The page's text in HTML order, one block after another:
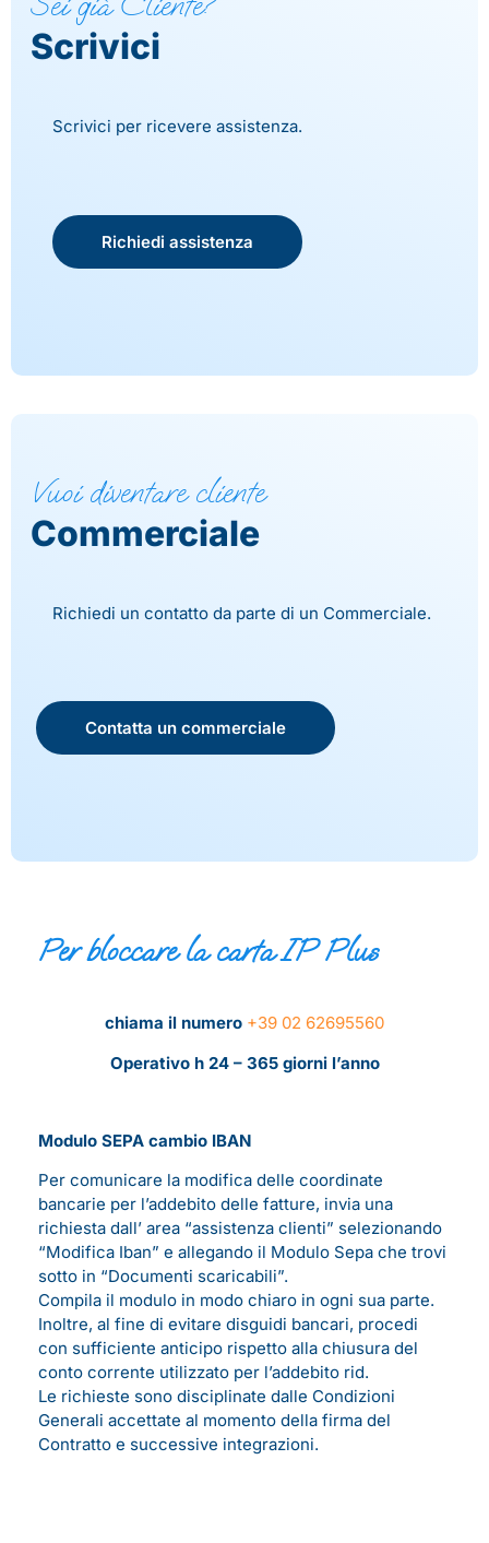
Scrivici
Scrivici per ricevere assistenza.
Richiedi assistenza
Vuoi diventare cliente
Commerciale
Richiedi un contatto da parte di un Commerciale.
Contatta un commerciale
Per bloccare la carta IP Plus
chiama il numero +39 02 62695560
Operativo h 24 – 365 giorni l’anno
Modulo SEPA cambio IBAN
Per comunicare la modifica delle coordinate
bancarie per l’addebito delle fatture, invia una
richiesta dall’ area “assistenza clienti” selezionando
“Modifica Iban” e allegando il Modulo Sepa che trovi
sotto in “Documenti scaricabili”.
Compila il modulo in modo chiaro in ogni sua parte.
Inoltre, al fine di evitare disguidi bancari, procedi
con sufficiente anticipo rispetto alla chiusura del
conto corrente utilizzato per l’addebito rid.
Le richieste sono disciplinate dalle Condizioni
Generali accettate al momento della firma del
Contratto e successive integrazioni.